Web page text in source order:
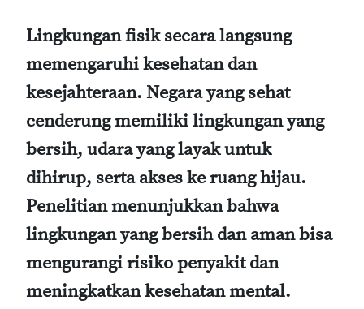
Lingkungan fisik secara langsung
memengaruhi kesehatan dan
kesejahteraan. Negara yang sehat
cenderung memiliki lingkungan yang
bersih, udara yang layak untuk
dihirup, serta akses ke ruang hijau.
Penelitian menunjukkan bahwa
lingkungan yang bersih dan aman bisa
mengurangi risiko penyakit dan
meningkatkan kesehatan mental.